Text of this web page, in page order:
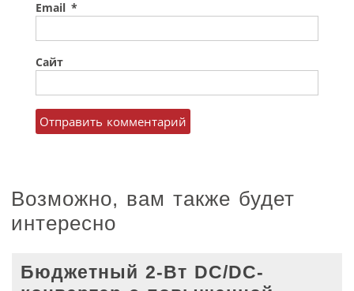
Email *
Сайт
Возможно, вам также будет
интересно
Бюджетный 2-Вт DC/DC-